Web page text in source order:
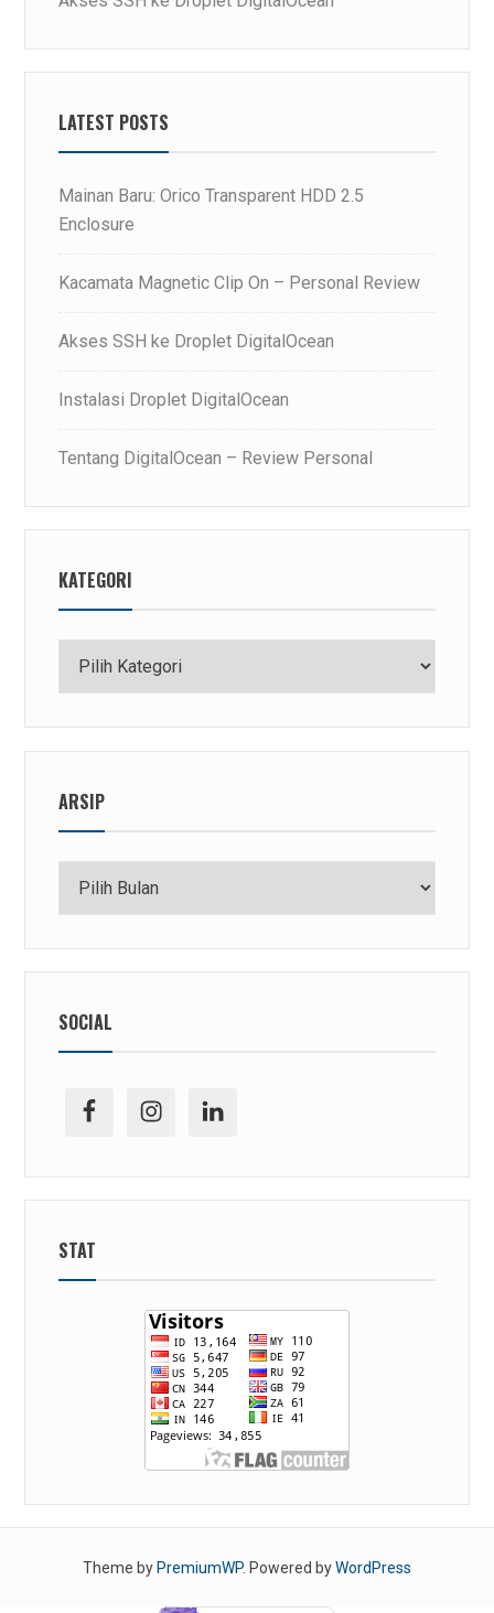
LATEST POSTS
Mainan Baru: Orico Transparent HDD 2.5
Enclosure
Kacamata Magnetic Clip On – Personal Review
Akses SSH ke Droplet DigitalOcean
Instalasi Droplet DigitalOcean
Tentang DigitalOcean – Review Personal
KATEGORI
ARSIP
SOCIAL
facebook
ig linkedin
STAT
Theme by PremiumWP. Powered byWordPress